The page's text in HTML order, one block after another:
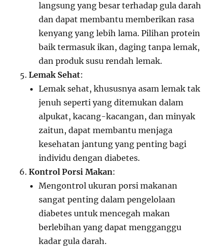
langsung yang besar terhadap gula darah
dan dapat membantu memberikan rasa
kenyang yang lebih lama. Pilihan protein
baik termasuk ikan, daging tanpa lemak,
dan produk susu rendah lemak.
Lemak Sehat:
Lemak sehat, khususnya asam lemak tak
jenuh seperti yang ditemukan dalam
alpukat, kacang-kacangan, dan minyak
zaitun, dapat membantu menjaga
kesehatan jantung yang penting bagi
individu dengan diabetes.
Kontrol Porsi Makan:
Mengontrol ukuran porsi makanan
sangat penting dalam pengelolaan
diabetes untuk mencegah makan
berlebihan yang dapat mengganggu
kadar gula darah.